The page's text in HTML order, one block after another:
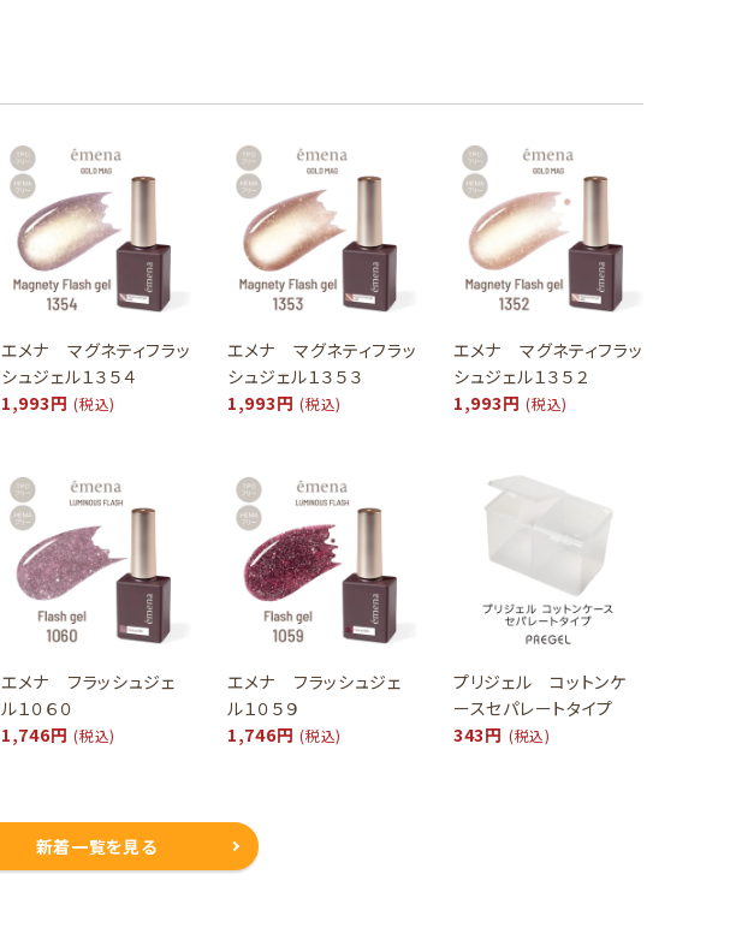
エメナ マグネティフラッ
シュジェル１３５４
1,993円 (税込)
エメナ マグネティフラッ
シュジェル１３５３
1,993円 (税込)
エメナ マグネティフラッ
シュジェル１３５２
1,993円 (税込)
エメナ フラッシュジェ
ル１０６０
1,746円 (税込)
エメナ フラッシュジェ
ル１０５９
1,746円 (税込)
プリジェル コットンケ
ースセパレートタイプ
343円 (税込)
新着一覧を見る